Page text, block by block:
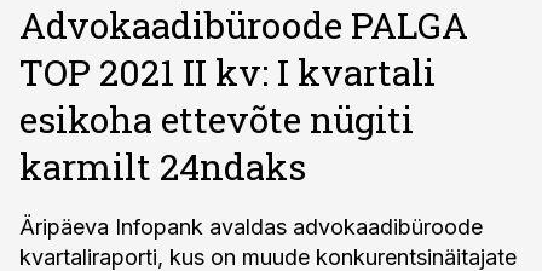
Advokaadibüroode PALGA
TOP 2021 II kv: I kvartali
esikoha ettevõte nügiti
karmilt 24ndaks
Äripäeva Infopank avaldas advokaadibüroode
kvartaliraporti, kus on muude konkurentsinäitajate